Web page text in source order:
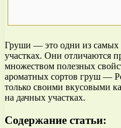
Груши — это одни из самых
участках. Они отличаются
множеством полезных
ароматных сортов груш —
только своими вкусовыми
на дачных участках.
Содержание статьи: